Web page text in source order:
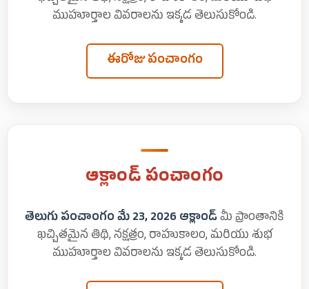
ముహూర్తాల వివరాలను ఇక్కడ తెలుసుకోండి.
ఈరోజు పంచాంగం
ఆక్లాండ్ పంచాంగం
తెలుగు పంచాంగం మే 23, 2026 ఆక్లాండ్మీ ప్రాంతానికి
ఖచ్చితమైన తిథి, నక్షత్రం, రాహుకాలం, మరియు శుభ
ముహూర్తాల వివరాలను ఇక్కడ తెలుసుకోండి.